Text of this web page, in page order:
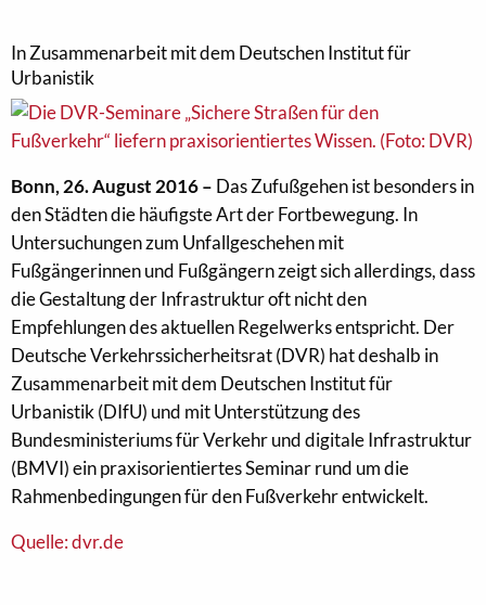
In Zusammenarbeit mit dem Deutschen Institut für
Urbanistik
Bonn, 26. August 2016 – Das Zufußgehen ist besonders in
den Städten die häufigste Art der Fortbewegung. In
Untersuchungen zum Unfallgeschehen mit
Fußgängerinnen und Fußgängern zeigt sich allerdings, dass
die Gestaltung der Infrastruktur oft nicht den
Empfehlungen des aktuellen Regelwerks entspricht. Der
Deutsche Verkehrssicherheitsrat (DVR) hat deshalb in
Zusammenarbeit mit dem Deutschen Institut für
Urbanistik (DIfU) und mit Unterstützung des
Bundesministeriums für Verkehr und digitale Infrastruktur
(BMVI) ein praxisorientiertes Seminar rund um die
Rahmenbedingungen für den Fußverkehr entwickelt.
Quelle: dvr.de